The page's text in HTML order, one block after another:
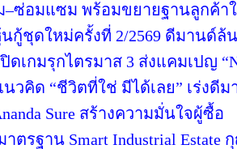
–ซ่อมแซม พร้อมขยายฐานลูกค้
กู้ชุดใหม่ครั้งที่ 2/2569 ดีมานด์ล้
ดเกมรุกไตรมาส 3 ส่งแคมเปญ
วคิด “ชีวิตที่ใช่ มีได้เลย” เร่งดี
Sure สร้างความมั่นใจผู้ซื้อ
าตรฐาน Smart Industrial